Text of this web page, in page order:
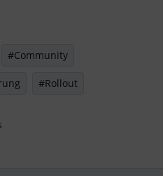
#Community
#Rollout